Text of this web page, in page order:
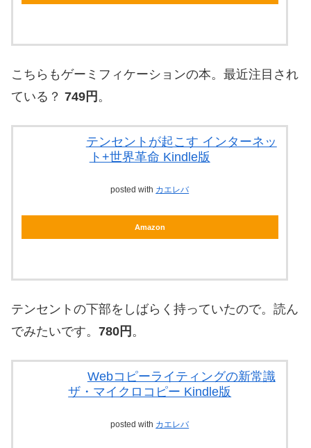
こちらもゲーミフィケーションの本。最近注目され
ている？ 749円 。
テンセントが起こす インターネッ
ト+世界革命 Kindle版
posted with カエレバ
Amazon
テンセントの下部をしばらく持っていたので。読ん
でみたいです。 780円 。
Webコピーライティングの新常識
ザ・マイクロコピー Kindle版
posted with カエレバ